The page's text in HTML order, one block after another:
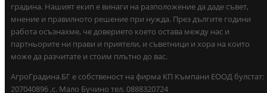
градина. Нашият екип е винаги на разположение да даде съвет,
мнение и правилното решение при нужда. През дългите години
работа осъзнахме, че доверието което остава между нас и
партньорите ни прави и приятели, и съветници и хора на които
може да разчитате и стоим плътно до вас.
АгроГрадина.БГ е собственост на фирма КП Къмпани ЕООД булстат:
207040896 ,с. Мало Бучино тел. 0888320724